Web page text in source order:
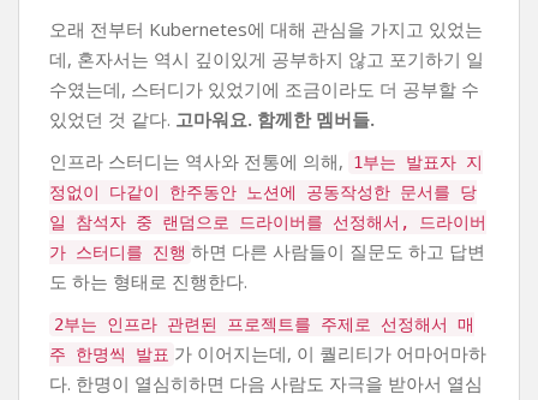
오래 전부터 Kubernetes에 대해 관심을 가지고 있었는
데, 혼자서는 역시 깊이있게 공부하지 않고 포기하기 일
수였는데, 스터디가 있었기에 조금이라도 더 공부할 수
있었던 것 같다. 고마워요. 함께한 멤버들.
인프라 스터디는 역사와 전통에 의해,
1부는 발표자 지
정없이 다같이 한주동안 노션에 공동작성한 문서를 당
일 참석자 중 랜덤으로 드라이버를 선정해서, 드라이버
가 스터디를 진행 하면 다른 사람들이 질문도 하고 답변
도 하는 형태로 진행한다.
2부는 인프라 관련된 프로젝트를 주제로 선정해서 매
주 한명씩 발표 가 이어지는데, 이 퀄리티가 어마어마하
다. 한명이 열심히하면 다음 사람도 자극을 받아서 열심